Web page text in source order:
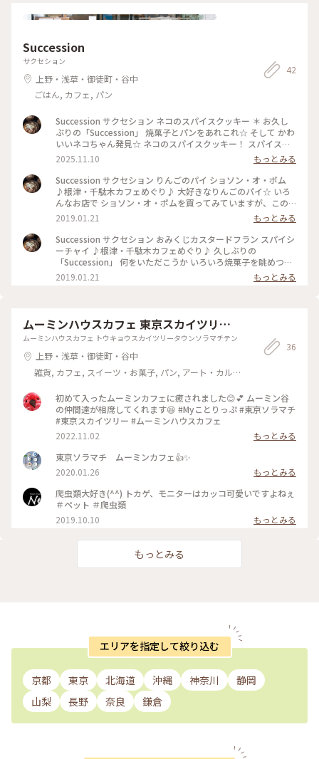
Succession
サクセション
上野・浅草・御徒町・谷中
ごはん, カフェ, パン
42
Succession サクセション ネコのスパイスクッキー ＊ お久し
ぶりの「Succession」 焼菓子とパンをあれこれ☆ そして かわ
いいネコちゃん発見☆ ネコのスパイスクッキー！ スパイスは
・チャイエキス ・シナモン ・カルダモン ・ホワイトペッパー
・ナツメグ ・オールスパイス 小さなネコちゃんにスパイスた
っぷり☆ ミルクティーにピッタリの おいしい スパイスクッキ
ーでした〜☆ #ことりっぷ #クッキー #スパイス #ネコ #焼菓子
#谷中 #谷根千 #千駄木 #根津 #日暮里
2025.11.10
もっとみる
Succession サクセション りんごのパイ ショソン・オ・ポム
♪根津・千駄木カフェめぐり♪ 大好きなりんごのパイ☆ いろ
んなお店で ショソン・オ・ポムを買ってみていますが、この
形・大きさは初めてかも！ トースターであっためて… サクッ
と香ばしくバターの香り豊か☆ りんごはトロッと甘さ控えめ
☆ うわっ…おいしっ☆ さすが人気商品！ これはリピ決定！で
す(o^^o) 次回も楽しみ☆ #アップルパイ #ショソン・オ・ポム
#フランス菓子 #焼菓子 #おみやげ #カフェ #谷中キッテ通り #
2019.01.21
もっとみる
Succession サクセション おみくじカスタードフラン スパイシ
ーチャイ ♪根津・千駄木カフェめぐり♪ 久しぶりの
「Succession」 何をいただこうか いろいろ焼菓子を眺めつつ
今日は 定番スイーツのカスタードフラン☆ 新年のこの日のカ
スタードフランには だるまのおみくじが！ つるんとしたふる
ただく スパイシーチャイは体の芯から温かくしてくれます☆
次回はおすすめメニューの あんバタートーストをいただいて
みたいなぁ…☆ あ ちなみにだるまのおみくじは『吉』でした
☆ #カスタードフラン #焼菓子 #カフェ #谷中キッテ通り #へび
道 #根津 #千駄木 #谷中
2019.01.21 もっとみる
ムーミンハウスカフェ 東京スカイツリー
タウン・ソラマチ店
ムーミンハウスカフェ トウキョウスカイツリータウンソラマチテン
上野・浅草・御徒町・谷中
雑貨, カフェ, スイーツ・お菓子, パン, アート・カル
36
初めて入ったムーミンカフェに癒されました😊💕 ムーミン谷
の仲間達が相席してくれます😆 #Myことりっぷ #東京ソラマチ
#東京スカイツリー #ムーミンハウスカフェ
2022.11.02
もっとみる
東京ソラマチ ムーミンカフェ👍✨
2020.01.26
もっとみる
爬虫類大好き(^^) トカゲ、モニターはカッコ可愛いですよねぇ
＃ペット ＃爬虫類
2019.10.10
もっとみる
もっとみる
エリアを指定して絞り込む
京都 東京 北海道 沖縄 神奈川
静岡
山梨
長野 奈良 鎌倉